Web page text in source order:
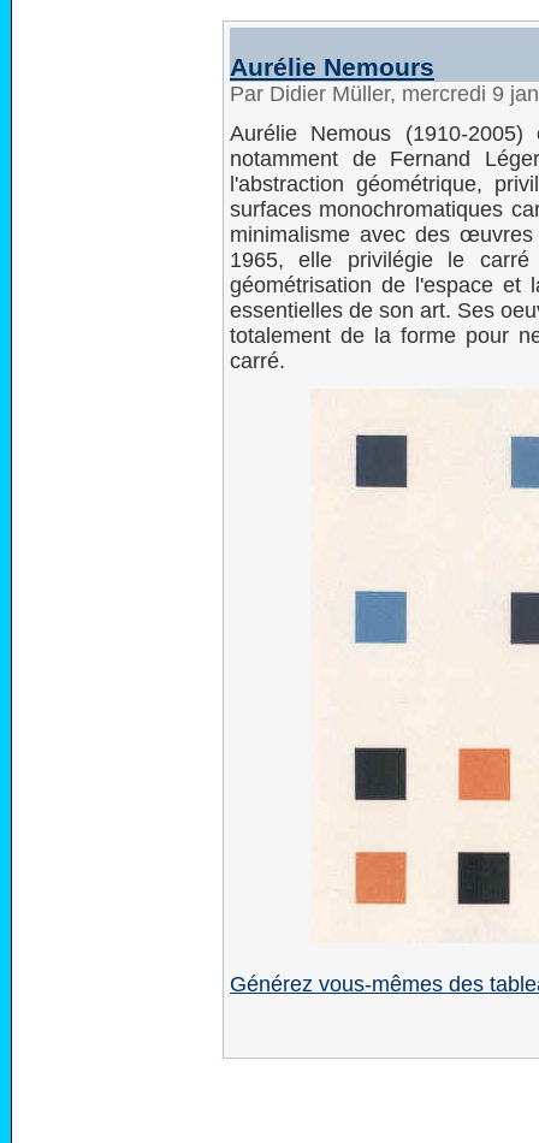
Aurélie Nemours
Par Didier Müller, mercredi 9
Aurélie Nemous (1910-
notamment de Fernand
l'abstraction géométrique,
surfaces monochromatiques
minimalisme avec des
1965, elle privilégie le
géométrisation de l'espace et
essentielles de son art. Ses
totalement de la forme pour
carré.
Générez vous-mêmes des